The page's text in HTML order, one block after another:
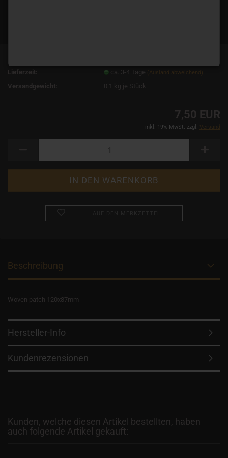
Lieferzeit:
ca. 3-4 Tage (Ausland abweichend)
Versandgewicht: 0.1 kg je Stück
7,50 EUR
inkl. 19% MwSt. zzgl. Versand
Beschreibung
Woven patch 120x87mm
Hersteller-Info
Kundenrezensionen
Kunden, welche diesen Artikel bestellten, haben
auch folgende Artikel gekauft: